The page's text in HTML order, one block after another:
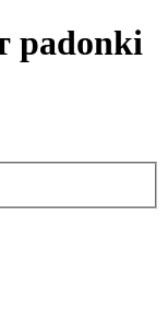
padonki